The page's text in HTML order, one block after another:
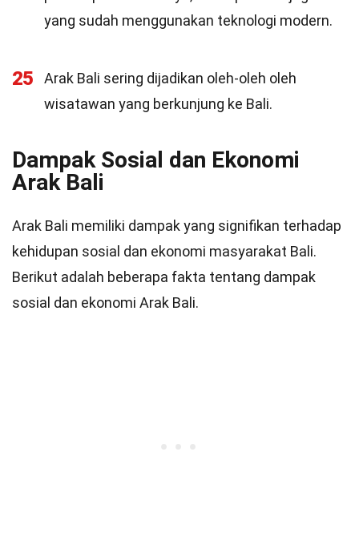
yang sudah menggunakan teknologi modern.
25
Arak Bali sering dijadikan oleh-oleh oleh
wisatawan yang berkunjung ke Bali.
Dampak Sosial dan Ekonomi
Arak Bali
Arak Bali memiliki dampak yang signifikan terhadap
kehidupan sosial dan ekonomi masyarakat Bali.
Berikut adalah beberapa fakta tentang dampak
sosial dan ekonomi Arak Bali.